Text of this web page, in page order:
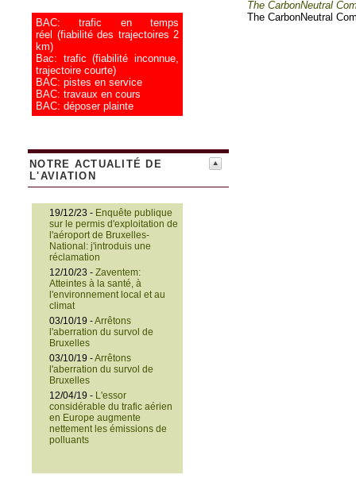
BAC: trafic en temps
réel (fiabilité des trajectoires 2
km)
Bac: trafic (fiabilité inconnue,
trajectoire courte)
BAC: pistes en service
BAC: travaux en cours
BAC: déposer plainte
NOTRE ACTUALITÉ DE
L'AVIATION
19/12/23 - Enquête publique
sur le permis d'exploitation de
l'aéroport de Bruxelles-
National: j'introduis une
réclamation
12/10/23 - Zaventem:
Atteintes à la santé, à
l'environnement local et au
climat
03/10/19 -Arrêtons
l'aberration du survol de
Bruxelles
03/10/19 -Arrêtons
l'aberration du survol de
Bruxelles
12/04/19 - L'essor
considérable du trafic aérien
en Europe augmente
nettement les émissions de
polluants
The CarbonNeutral
The CarbonNeutral